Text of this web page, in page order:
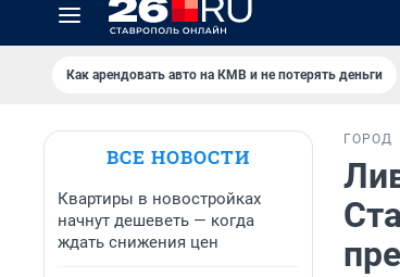
Как арендовать авто на КМВ и не потерять деньги
ВСЕ НОВОСТИ
Квартиры в новостройках
начнут дешеветь — когда
ждать снижения цен
ГОРОД